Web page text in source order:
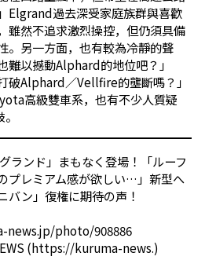
Elgrand過去深受家庭族群與喜歡
雖然不追求激烈操控，但仍須具備
。另一方面，也有較為冷靜的聲
難以撼動Alphard的地位吧？」
破Alphard／Vellfire的壟斷嗎？」
高級雙車系，也有不少人質疑
ランド」まもなく登場！「ルーフ
プレミアム感が欲しい…」新型へ
バン」復権に期待の声！
photo/908886
(https://kuruma-news.)